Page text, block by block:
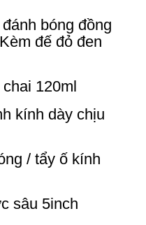
bóng đồng
đế đỏ đen
120ml
kính dày chịu
/ tẩy ố kính
sâu 5inch